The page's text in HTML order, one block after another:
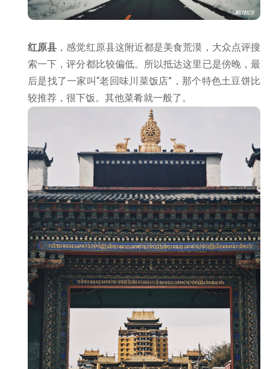
红原县 ，感觉红原县这附近都是美食荒漠，大众点评搜
索一下，评分都比较偏低。所以抵达这里已是傍晚，最
后是找了一家叫“老回味川菜饭店”，那个特色土豆饼比
较推荐，很下饭。其他菜肴就一般了。